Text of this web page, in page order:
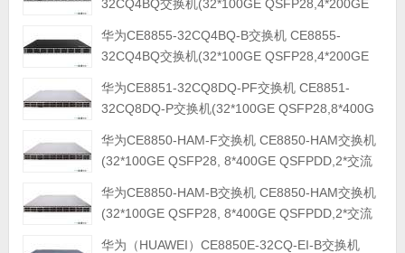
32CQ4BQ交换机(32*100GE QSFP28,4*200GE
心交换机
华为CE8855-32CQ4BQ-B交换机 CE8855-
32CQ4BQ交换机(32*100GE QSFP28,4*200GE
心交换机
华为CE8851-32CQ8DQ-PF交换机 CE8851-
32CQ8DQ-P交换机(32*100GE QSFP28,8*400G
机
华为CE8850-HAM-F交换机 CE8850-HAM交换机
(32*100GE QSFP28, 8*400GE QSFPDD,2*交流
华为CE8850-HAM-B交换机 CE8850-HAM交换机
(32*100GE QSFP28, 8*400GE QSFPDD,2*交流
华为（HUAWEI）CE8850E-32CQ-EI-B交换机